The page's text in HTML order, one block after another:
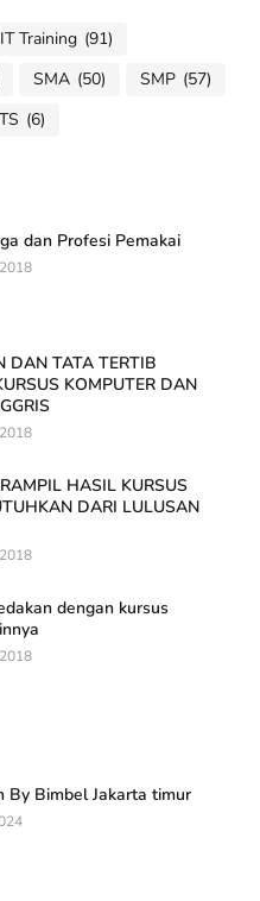
IT Training (91)
SMA (50) SMP (57)
(6)
dan Profesi Pemakai
DAN TATA TERTIB
KOMPUTER DAN
HASIL KURSUS
DARI LULUSAN
dengan kursus
By Bimbel Jakarta timur